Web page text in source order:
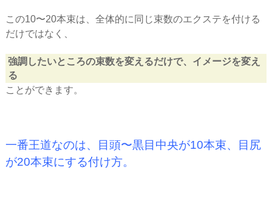
この10〜20本束は、全体的に同じ束数のエクステを付ける
だけではなく、
強調したいところの束数を変えるだけで、イメージを変え
る
ことができます。
一番王道なのは、目頭〜黒目中央が10本束、目尻
が20本束にする付け方。